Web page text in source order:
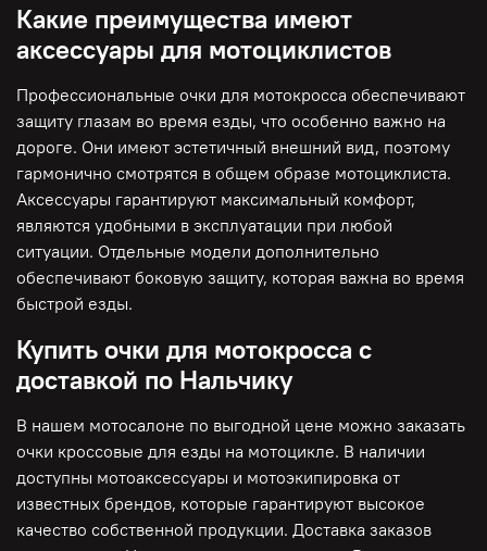
Какие преимущества имеют
аксессуары для мотоциклистов
Профессиональные очки для мотокросса обеспечивают
защиту глазам во время езды, что особенно важно на
дороге. Они имеют эстетичный внешний вид, поэтому
гармонично смотрятся в общем образе мотоциклиста.
Аксессуары гарантируют максимальный комфорт,
являются удобными в эксплуатации при любой
ситуации. Отдельные модели дополнительно
обеспечивают боковую защиту, которая важна во время
быстрой езды.
Купить очки для мотокросса с
доставкой по Нальчику
В нашем мотосалоне по выгодной цене можно заказать
очки кроссовые для езды на мотоцикле. В наличии
доступны мотоаксессуары и мотоэкипировка от
известных брендов, которые гарантируют высокое
качество собственной продукции. Доставка заказов